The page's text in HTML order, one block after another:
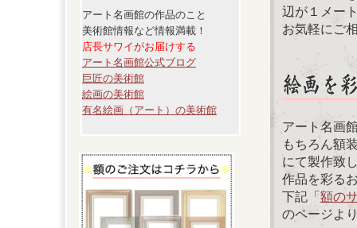
アート名画館の作品のこと
美術館情報など情報満載！
店長サワイがお届けする
アート名画館公式ブログ
巨匠の美術館
絵画の美術館
有名絵画（アート）の美術館
辺が１メー
お気軽にご
アート名画
もちろん額
にて製作致
作品を彩る
下記「額の
のページよ